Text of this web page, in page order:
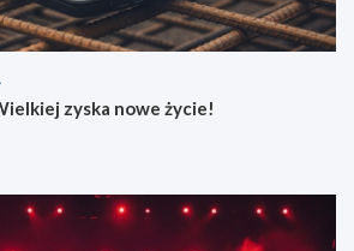
zyska nowe życie!